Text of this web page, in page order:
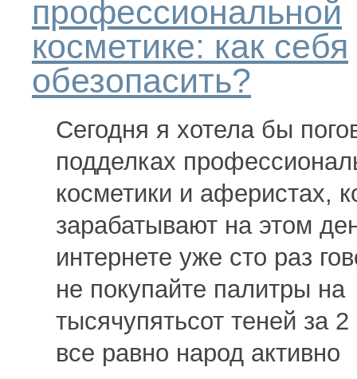
профессиональной
косметике: как себя
обезопасить?
Сегодня я хотела бы
подделках
косметики и аферистах,
зарабатывают на этом
интернете уже сто раз
не покупайте палитры на
тысячупятьсот теней за
все равно народ активно